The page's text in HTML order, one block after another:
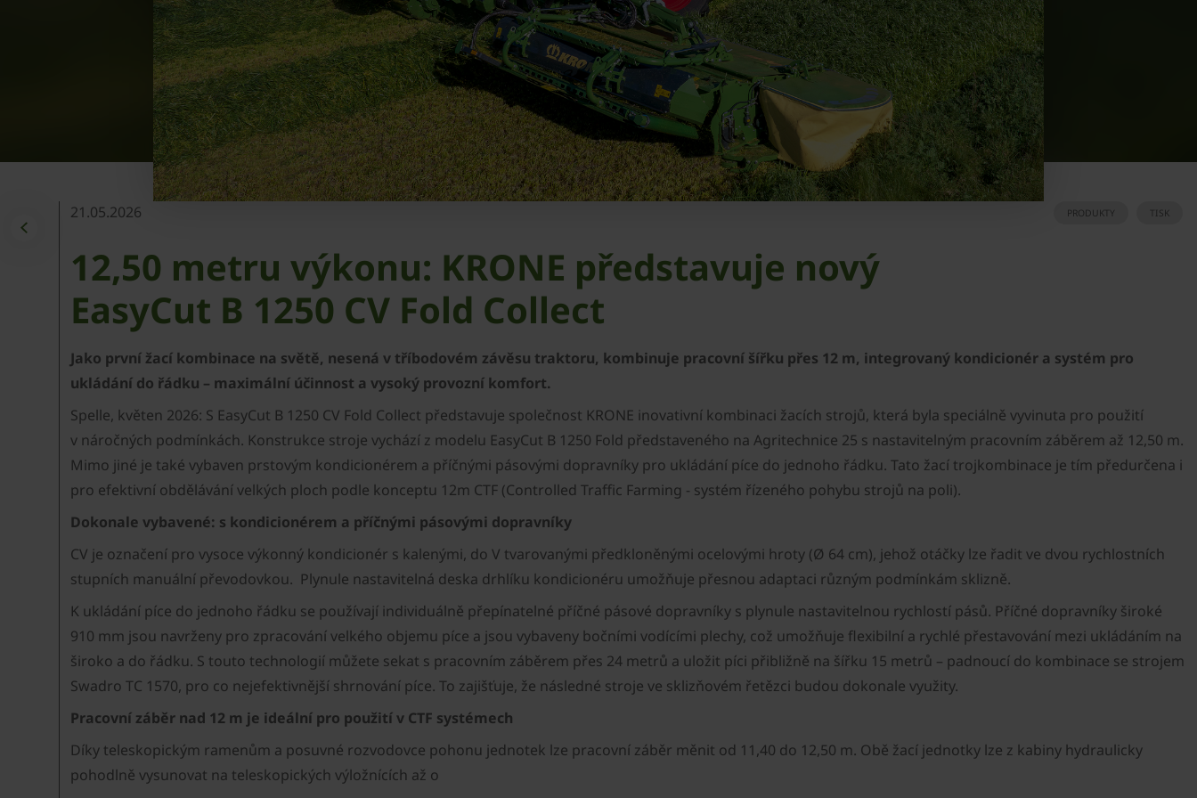
21.05.2026 TISK
PRODUKTY
12,50 metru výkonu: KRONE představuje nový
EasyCut B 1250 CV Fold Collect
Jako první žací kombinace na světě, nesená v tříbodovém závěsu traktoru, kombinuje pracovní šířku přes 12 m, integrovaný kondicionér a systém pro
ukládání do řádku – maximální účinnost a vysoký provozní komfort.
Spelle, květen 2026: S EasyCut B 1250 CV Fold Collect představuje společnost KRONE inovativní kombinaci žacích strojů, která byla speciálně vyvinuta pro použití
v náročných podmínkách. Konstrukce stroje vychází z modelu EasyCut B 1250 Fold představeného na Agritechnice 25 s nastavitelným pracovním záběrem až 12,50 m.
Mimo jiné je také vybaven prstovým kondicionérem a příčnými pásovými dopravníky pro ukládání píce do jednoho řádku. Tato žací trojkombinace je tím předurčena i
pro efektivní obdělávání velkých ploch podle konceptu 12m CTF (Controlled Traffic Farming - systém řízeného pohybu strojů na poli).
Dokonale vybavené: s kondicionérem a příčnými pásovými dopravníky
CV je označení pro vysoce výkonný kondicionér s kalenými, do V tvarovanými předkloněnými ocelovými hroty (Ø 64 cm), jehož otáčky lze řadit ve dvou rychlostních
stupních manuální převodovkou. Plynule nastavitelná deska drhlíku kondicionéru umožňuje přesnou adaptaci různým podmínkám sklizně.
K ukládání píce do jednoho řádku se používají individuálně přepínatelné příčné pásové dopravníky s plynule nastavitelnou rychlostí pásů. Příčné dopravníky široké
910 mm jsou navrženy pro zpracování velkého objemu píce a jsou vybaveny bočními vodícími plechy, což umožňuje flexibilní a rychlé přestavování mezi ukládáním na
široko a do řádku. S touto technologií můžete sekat s pracovním záběrem přes 24 metrů a uložit píci přibližně na šířku 15 metrů – padnoucí do kombinace se strojem
Swadro TC 1570, pro co nejefektivnější shrnování píce. To zajišťuje, že následné stroje ve sklizňovém řetězci budou dokonale využity.
Pracovní záběr nad 12 m je ideální pro použití v CTF systémech
Díky teleskopickým ramenům a posuvné rozvodovce pohonu jednotek lze pracovní záběr měnit od 11,40 do 12,50 m. Obě žací jednotky lze z kabiny hydraulicky
pohodlně vysunovat na teleskopických výložnících až o